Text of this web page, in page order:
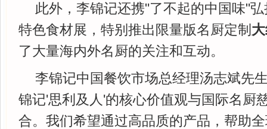
此外，李锦记还携"了不起的中国味"
特色食材展，特别推出限量版名厨定制
了大量海内外名厨的关注和互动。
李锦记中国餐饮市场总经理汤志斌先
锦记'思利及人'的核心价值观与国际名厨
合。我们希望通过高品质的产品，帮助